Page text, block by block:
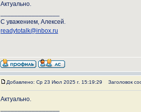
Актуально.
С уважением, Алексей.
readytotalk@inbox.ru
Добавлено: Ср 23 Июл 2025 г. 15:19:29 Заголовок
Актуально.